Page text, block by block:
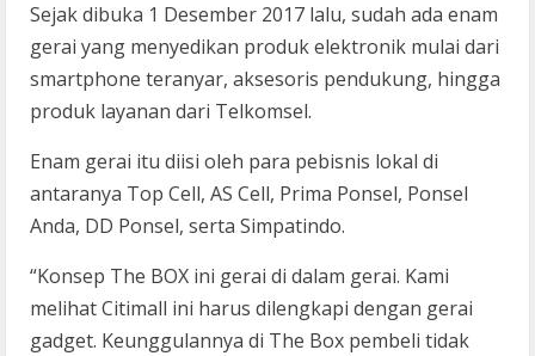
Sejak dibuka 1 Desember 2017 lalu, sudah ada enam
gerai yang menyedikan produk elektronik mulai dari
smartphone teranyar, aksesoris pendukung, hingga
produk layanan dari Telkomsel.
Enam gerai itu diisi oleh para pebisnis lokal di
antaranya Top Cell, AS Cell, Prima Ponsel, Ponsel
Anda, DD Ponsel, serta Simpatindo.
“Konsep The BOX ini gerai di dalam gerai. Kami
melihat Citimall ini harus dilengkapi dengan gerai
gadget. Keunggulannya di The Box pembeli tidak